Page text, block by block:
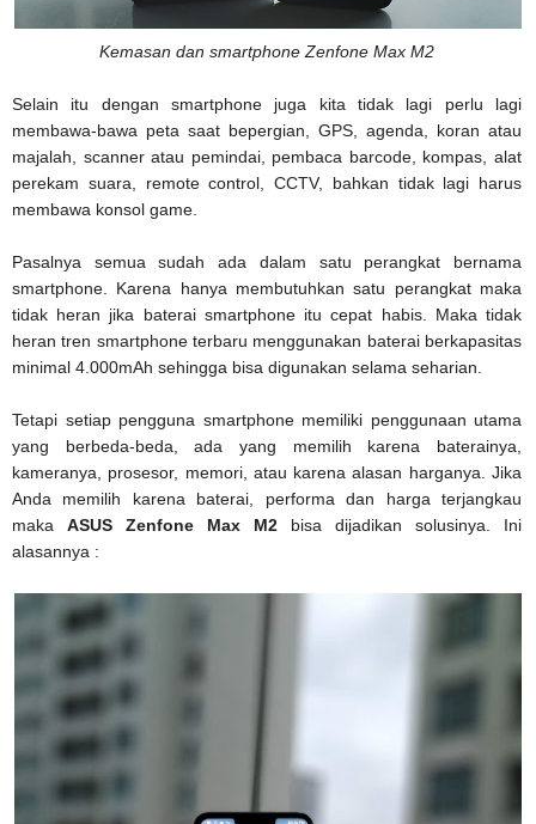
Kemasan dan smartphone Zenfone Max M2
Selain itu dengan smartphone juga kita tidak lagi perlu lagi
membawa-bawa peta saat bepergian, GPS, agenda, koran atau
majalah, scanner atau pemindai, pembaca barcode, kompas, alat
perekam suara, remote control, CCTV, bahkan tidak lagi harus
membawa konsol game.
Pasalnya semua sudah ada dalam satu perangkat bernama
smartphone. Karena hanya membutuhkan satu perangkat maka
tidak heran jika baterai smartphone itu cepat habis. Maka tidak
heran tren smartphone terbaru menggunakan baterai berkapasitas
minimal 4.000mAh sehingga bisa digunakan selama seharian.
Tetapi setiap pengguna smartphone memiliki penggunaan utama
yang berbeda-beda, ada yang memilih karena baterainya,
kameranya, prosesor, memori, atau karena alasan harganya. Jika
Anda memilih karena baterai, performa dan harga terjangkau
maka ASUS Zenfone Max M2 bisa dijadikan solusinya. Ini
alasannya :